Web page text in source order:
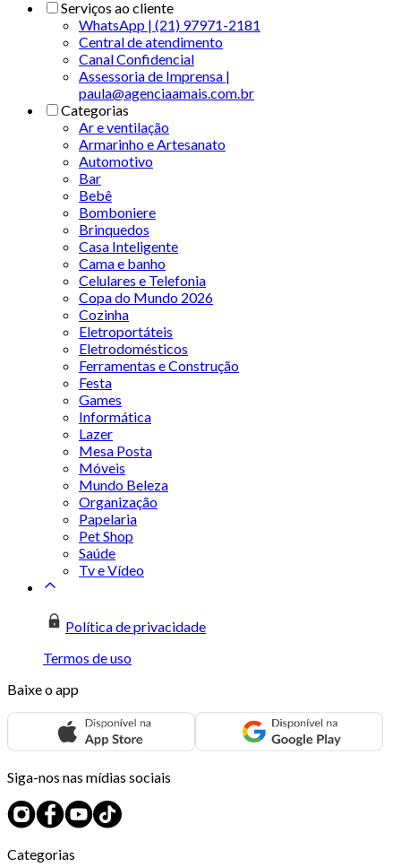
Serviços ao cliente
WhatsApp | (21) 97971-2181
Central de atendimento
Canal Confidencial
Assessoria de Imprensa |
paula@agenciaamais.com.br
Categorias
Ar e ventilação
Armarinho e Artesanato
Automotivo
Bar
Bebê
Bomboniere
Brinquedos
Casa Inteligente
Cama e banho
Celulares e Telefonia
Copa do Mundo 2026
Cozinha
Eletroportáteis
Eletrodomésticos
Ferramentas e Construção
Festa
Games
Informática
Lazer
Mesa Posta
Móveis
Mundo Beleza
Organização
Papelaria
Pet Shop
Saúde
Tv e Vídeo
Política de privacidade
Termos de uso
Baixe o app
Siga-nos nas mídias sociais
Categorias